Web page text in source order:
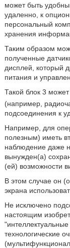
может быть
удаленно, к
персональный
хранения
Таким образом
полученные
дисплей, который
питания и
Такой блок 3
(например,
подсоединения к
Например, для
полезным) иметь
наблюдение даже
вынужден(а)
(ей) возможности
В этом случае он
экрана
Не исключено
настоящим
технологические